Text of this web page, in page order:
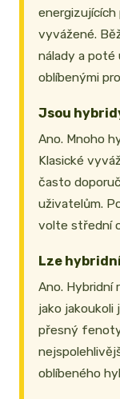
vyvážené.
nálady a poté
oblíbenými
Jsou
Ano. Mnoho
Klasické
často
uživatelům.
volte střední
Lze
Ano. Hybridní
jako jakoukoli
přesný
oblíbeného